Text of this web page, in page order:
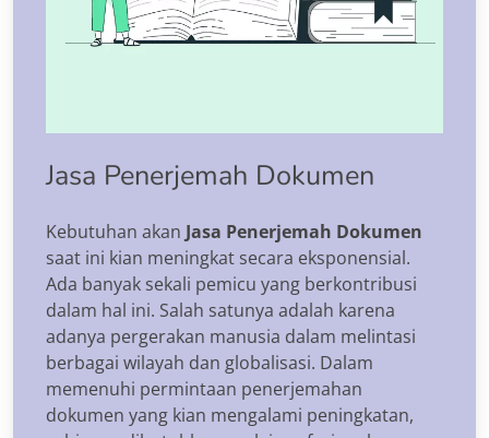
Jasa Penerjemah Dokumen
Kebutuhan akan Jasa Penerjemah Dokumen
saat ini kian meningkat secara eksponensial.
Ada banyak sekali pemicu yang berkontribusi
dalam hal ini. Salah satunya adalah karena
adanya pergerakan manusia dalam melintasi
berbagai wilayah dan globalisasi. Dalam
memenuhi permintaan penerjemahan
dokumen yang kian mengalami peningkatan,